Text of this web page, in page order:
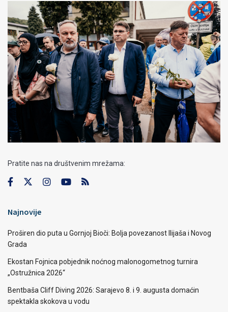
Pratite nas na društvenim mrežama:
Najnovije
Proširen dio puta u Gornjoj Bioči: Bolja povezanost Ilijaša i Novog
Grada
Ekostan Fojnica pobjednik noćnog malonogometnog turnira
„Ostružnica 2026“
Bentbaša Cliff Diving 2026: Sarajevo 8. i 9. augusta domaćin
spektakla skokova u vodu